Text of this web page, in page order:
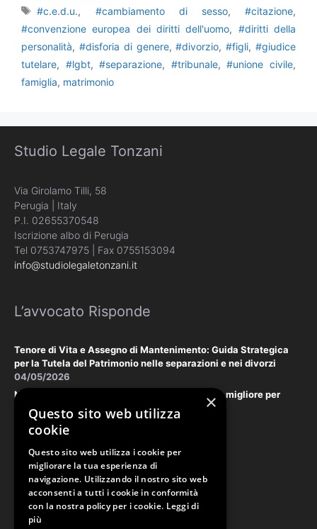
Tag
#c.e.d.u., #cambiamento di sesso,#citazione,
#convenzione europea dei diritti dell'uomo, #diritti della
personalità, #disforia di genere,#divorzio,#figli,#giudice
tutelare, #lgbt,#separazione, #tribunale,#unione civile,
famiglia, matrimonio
Studio Legale Tonzani
Via Girolamo Tilli, 58
Perugia | Italy
P.I. 02655370548
Iscrizione albo di Perugia
Tel 0753747975 | Fax 0755153094
info@studiolegaletonzani.it
L’avvocato Risponde
Tenore di Vita e Assegno di Mantenimento: Guida Strategica
per la Tutela del Patrimonio nelle separazioni e nei divorzi
04/05/2026
Negoziazione Assistita vs. Tribunale: la scelta migliore per
tutelare il vostro patrimonio e la vostra privacy
18/03/2026
Law & Disclaimer
PRIVACY POLICY
×
Questo sito web utilizza
cookie
Questo sito web utilizza i cookie per
migliorare la tua esperienza di
navigazione. Utilizzando il nostro sito web
acconsenti a tutti i cookie in conformità
con la nostra policy per i cookie. Leggi di
più